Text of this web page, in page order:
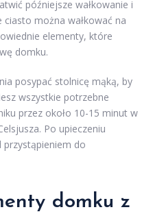
późniejsze wałkowanie i
ciasto można wałkować na
elementy, które
domku.
posypać stolnicę mąką, by
wszystkie potrzebne
przez około 10-15 minut w
Po upieczeniu
przystąpieniem do
domku z